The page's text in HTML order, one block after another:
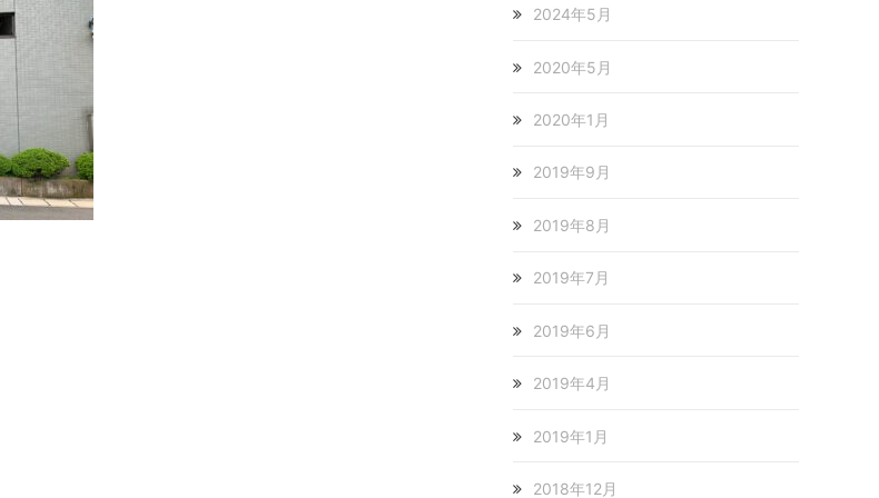
2024年5月
2020年5月
2020年1月
2019年9月
2019年8月
2019年7月
2019年6月
2019年4月
2019年1月
2018年12月